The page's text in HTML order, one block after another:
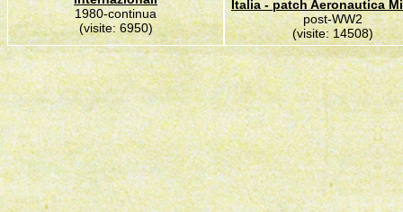
1980-continua
(visite: 6950)
Italia - patch Aeronautica
post-WW2
(visite: 14508)